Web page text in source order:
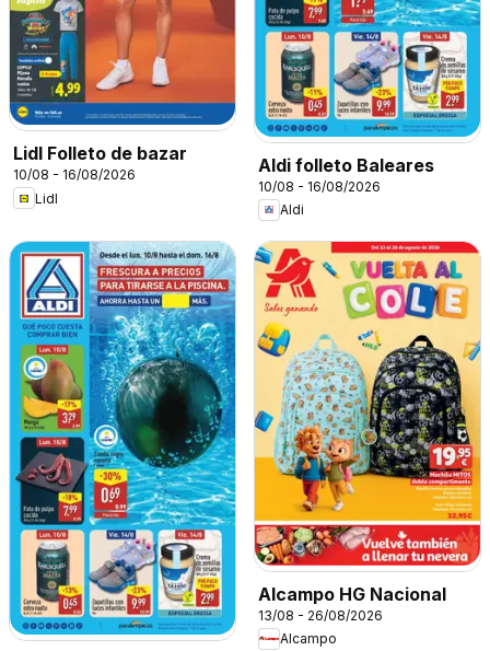
Lidl Folleto de bazar
10/08 - 16/08/2026
Lidl
Aldi folleto Baleares
10/08 - 16/08/2026
Aldi
Alcampo HG Nacional
13/08 - 26/08/2026
Alcampo